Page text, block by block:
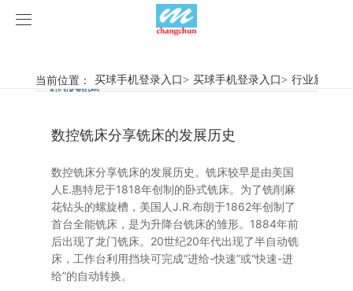
买球手机登录入口
旋弧焊机
摩擦焊机
惯性摩擦焊机
连续驱动摩擦焊机
产品视频
买球手机登录入口
行业新闻
企业动态
案例展示
客户案例
荣誉资质
当前位置： 买球手机登录入口> 买球手机登录入口> 行业新闻
行业新闻
企业动态
数控铣床分享铣床的发展历史
数控铣床分享铣床的发展历史。铣床较早是由美国
人E.惠特尼于1818年创制的卧式铣床。为了铣削麻
花钻头的螺旋槽，美国人J.R.布朗于1862年创制了
首台全能铣床，是为升降台铣床的雏形。1884年前
后出现了龙门铣床。20世纪20年代出现了半自动铣
床，工作台利用挡块可完成“进给-快速”或“快速-进
给”的自动转换。